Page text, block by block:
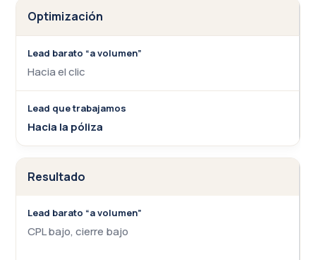
Optimización
Hacia el clic
Hacia la póliza
Resultado
CPL bajo, cierre bajo